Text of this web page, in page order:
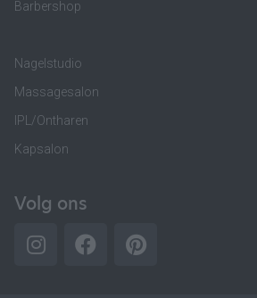
Barbershop
Nagelstudio
Massagesalon
IPL/Ontharen
Kapsalon
Volg ons